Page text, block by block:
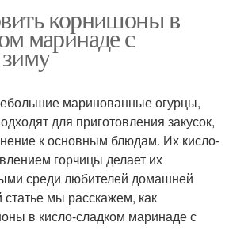
корнишоны в
маринаде с
маринованные огурцы,
для приготовления закусок,
к основным блюдам. Их кисло-
горчицы делает их
среди любителей домашней
статье мы расскажем, как
в кисло-сладком маринаде с